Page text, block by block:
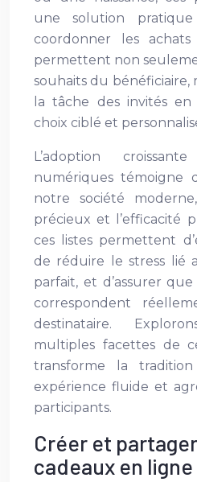
une solution
coordonner les
permettent non
souhaits du bénéficiaire,
la tâche des invités
choix ciblé et
L’adoption
numériques témoigne
notre société
précieux et l’efficacité
ces listes permettent
de réduire le stress lié
parfait, et d’assurer
correspondent
destinataire.
multiples facettes de
transforme la
expérience fluide et
participants.
Créer et
cadeaux en ligne